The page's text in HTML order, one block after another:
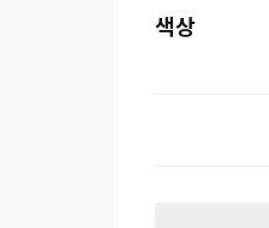
색상